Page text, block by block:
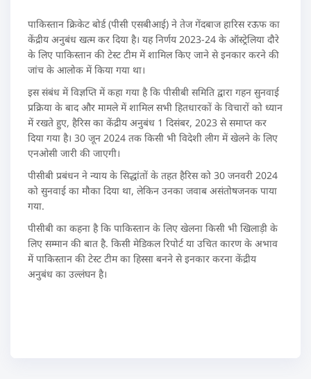
पाकिस्तान क्रिकेट बोर्ड (पीसी एसबीआई) ने तेज गेंदबाज हारिस रऊफ का
केंद्रीय अनुबंध खत्म कर दिया है। यह निर्णय 2023-24 के ऑस्ट्रेलिया दौरे
के लिए पाकिस्तान की टेस्ट टीम में शामिल किए जाने से इनकार करने की
जांच के आलोक में किया गया था।
इस संबंध में विज्ञप्ति में कहा गया है कि पीसीबी समिति द्वारा गहन सुनवाई
प्रक्रिया के बाद और मामले में शामिल सभी हितधारकों के विचारों को ध्यान
में रखते हुए, हैरिस का केंद्रीय अनुबंध 1 दिसंबर, 2023 से समाप्त कर
दिया गया है। 30 जून 2024 तक किसी भी विदेशी लीग में खेलने के लिए
एनओसी जारी की जाएगी।
पीसीबी प्रबंधन ने न्याय के सिद्धांतों के तहत हैरिस को 30 जनवरी 2024
को सुनवाई का मौका दिया था, लेकिन उनका जवाब असंतोषजनक पाया
गया.
पीसीबी का कहना है कि पाकिस्तान के लिए खेलना किसी भी खिलाड़ी के
लिए सम्मान की बात है. किसी मेडिकल रिपोर्ट या उचित कारण के अभाव
में पाकिस्तान की टेस्ट टीम का हिस्सा बनने से इनकार करना केंद्रीय
अनुबंध का उल्लंघन है।